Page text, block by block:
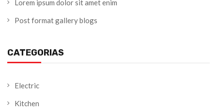
Lorem ipsum dolor sit amet enim
Post format gallery blogs
CATEGORIAS
Electric
Kitchen